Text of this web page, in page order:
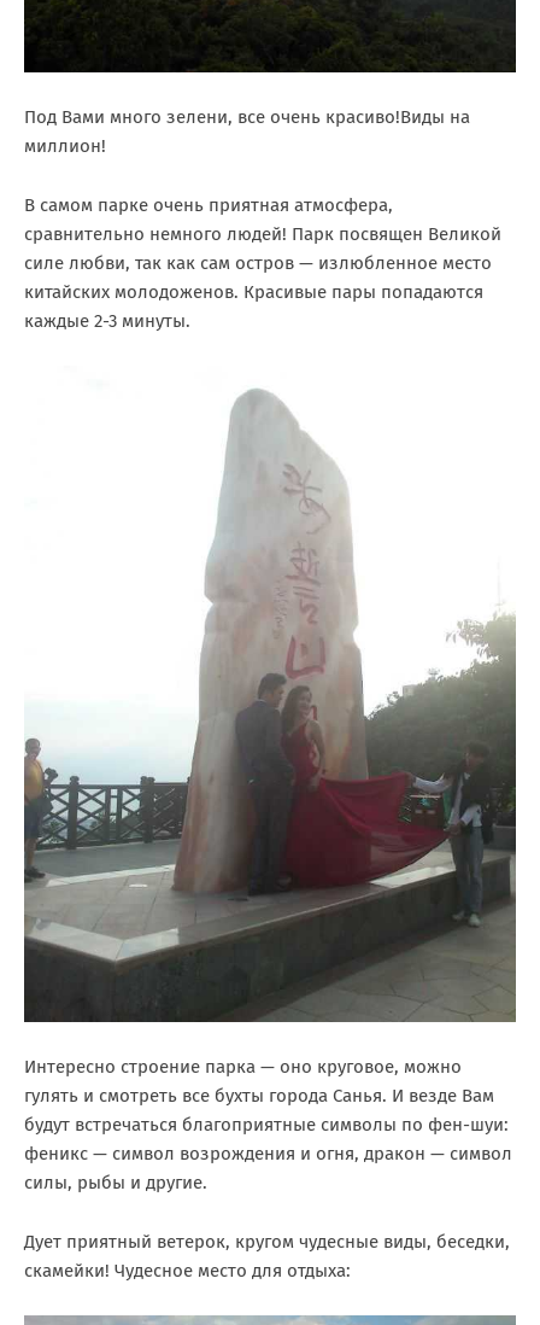
Под Вами много зелени, все очень красиво!Виды на
миллион!
В самом парке очень приятная атмосфера,
сравнительно немного людей! Парк посвящен Великой
силе любви, так как сам остров — излюбленное место
китайских молодоженов. Красивые пары попадаются
каждые 2-3 минуты.
Интересно строение парка — оно круговое, можно
гулять и смотреть все бухты города Санья. И везде Вам
будут встречаться благоприятные символы по фен-шуи:
феникс — символ возрождения и огня, дракон — символ
силы, рыбы и другие.
Дует приятный ветерок, кругом чудесные виды, беседки,
скамейки! Чудесное место для отдыха: